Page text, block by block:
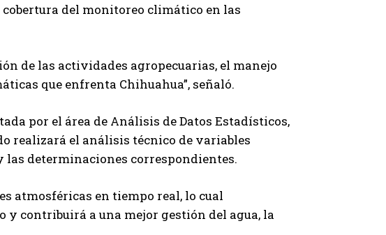
del monitoreo climático en las
de las actividades agropecuarias, el manejo
que enfrenta Chihuahua”, señaló.
por el área de Análisis de Datos Estadísticos,
realizará el análisis técnico de variables
determinaciones correspondientes.
atmosféricas en tiempo real, lo cual
contribuirá a una mejor gestión del agua, la